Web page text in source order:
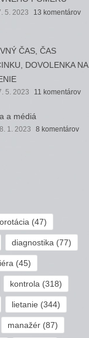
5. 2023 13 komentárov
ČAS, ČAS
DOVOLENKA NA
5. 2023 11 komentárov
a médiá
1. 2023 8 komentárov
(47)
diagnostika (77)
(45)
kontrola (318)
lietanie (344)
manažér(87)